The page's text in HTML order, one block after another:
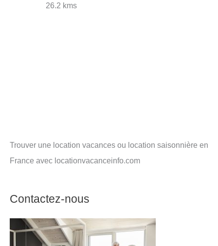
26.2 kms
Trouver une location vacances ou location saisonnière en
France avec locationvacanceinfo.com
Contactez-nous